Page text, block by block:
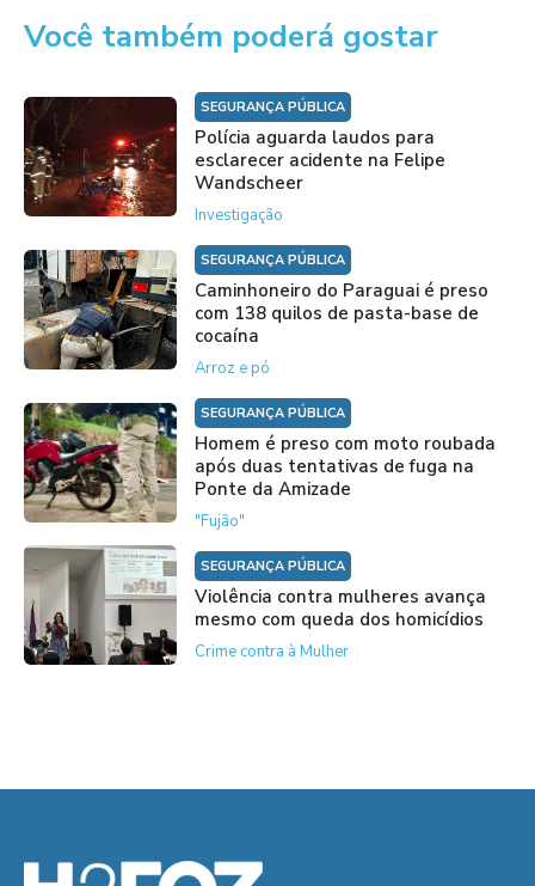
Você também poderá gostar
SEGURANÇA PÚBLICA
Polícia aguarda laudos para
esclarecer acidente na Felipe
Wandscheer
Investigação
SEGURANÇA PÚBLICA
Caminhoneiro do Paraguai é preso
com 138 quilos de pasta-base de
cocaína
Arroz e pó
SEGURANÇA PÚBLICA
Homem é preso com moto roubada
após duas tentativas de fuga na
Ponte da Amizade
"Fujão"
SEGURANÇA PÚBLICA
Violência contra mulheres avança
mesmo com queda dos homicídios
Crime contra à Mulher